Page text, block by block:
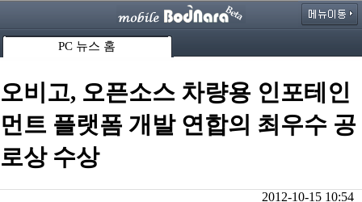
PC 뉴스 홈
오비고, 오픈소스 차량용 인포테인
먼트 플랫폼 개발 연합의 최우수 공
로상 수상
2012-10-15 10:54